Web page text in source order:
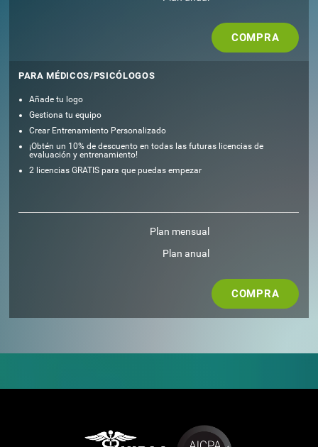
COMPRA
PARA MÉDICOS/PSICÓLOGOS
Añade tu logo
Gestiona tu equipo
Crear Entrenamiento Personalizado
¡Obtén un 10% de descuento en todas las futuras licencias de
evaluación y entrenamiento!
2 licencias GRATIS para que puedas empezar
Plan mensual
Plan anual
COMPRA